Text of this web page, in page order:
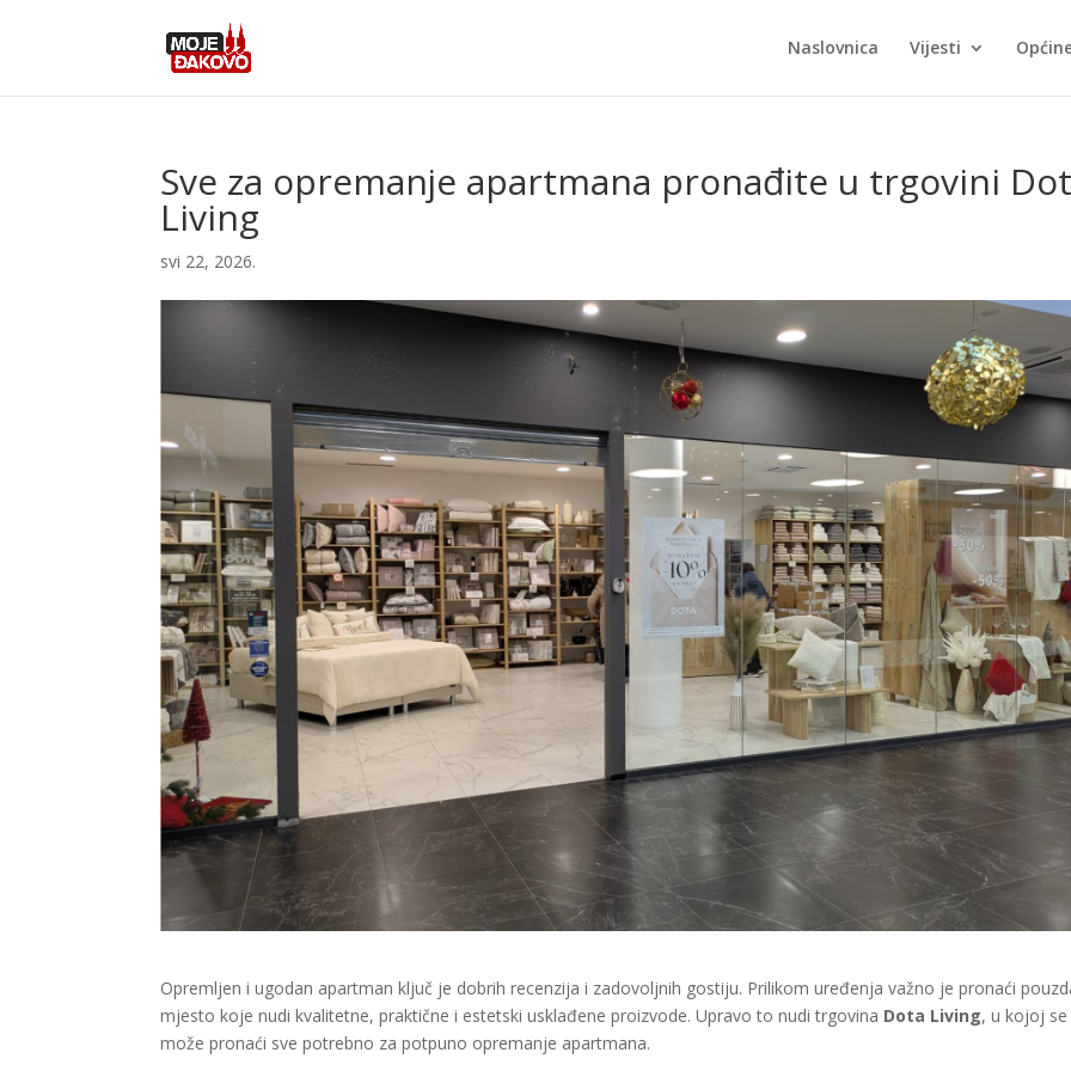
Naslovnica Vijesti
Sve za opremanje apartmana pronađite u trgovini
Living
svi 22, 2026.
Opremljen i ugodan apartman ključ je dobrih recenzija i zadovoljnih gostiju. Prilikom uređenja važno je pronaći
mjesto koje nudi kvalitetne, praktične i estetski usklađene proizvode. Upravo to nudi trgovina Dota Living, u kojoj se
može pronaći sve potrebno za potpuno opremanje apartmana.